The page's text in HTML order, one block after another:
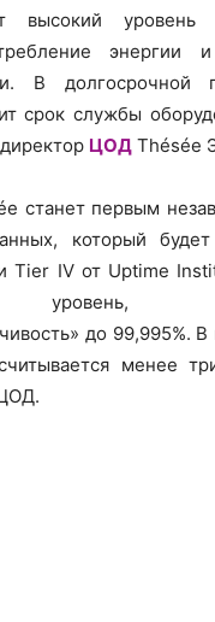
высокий уровень
энергии
В долгосрочной
срок службы
ЦОД Thésée
станет первым
который будет
Tier IV от Uptime
до 99,995%.
менее